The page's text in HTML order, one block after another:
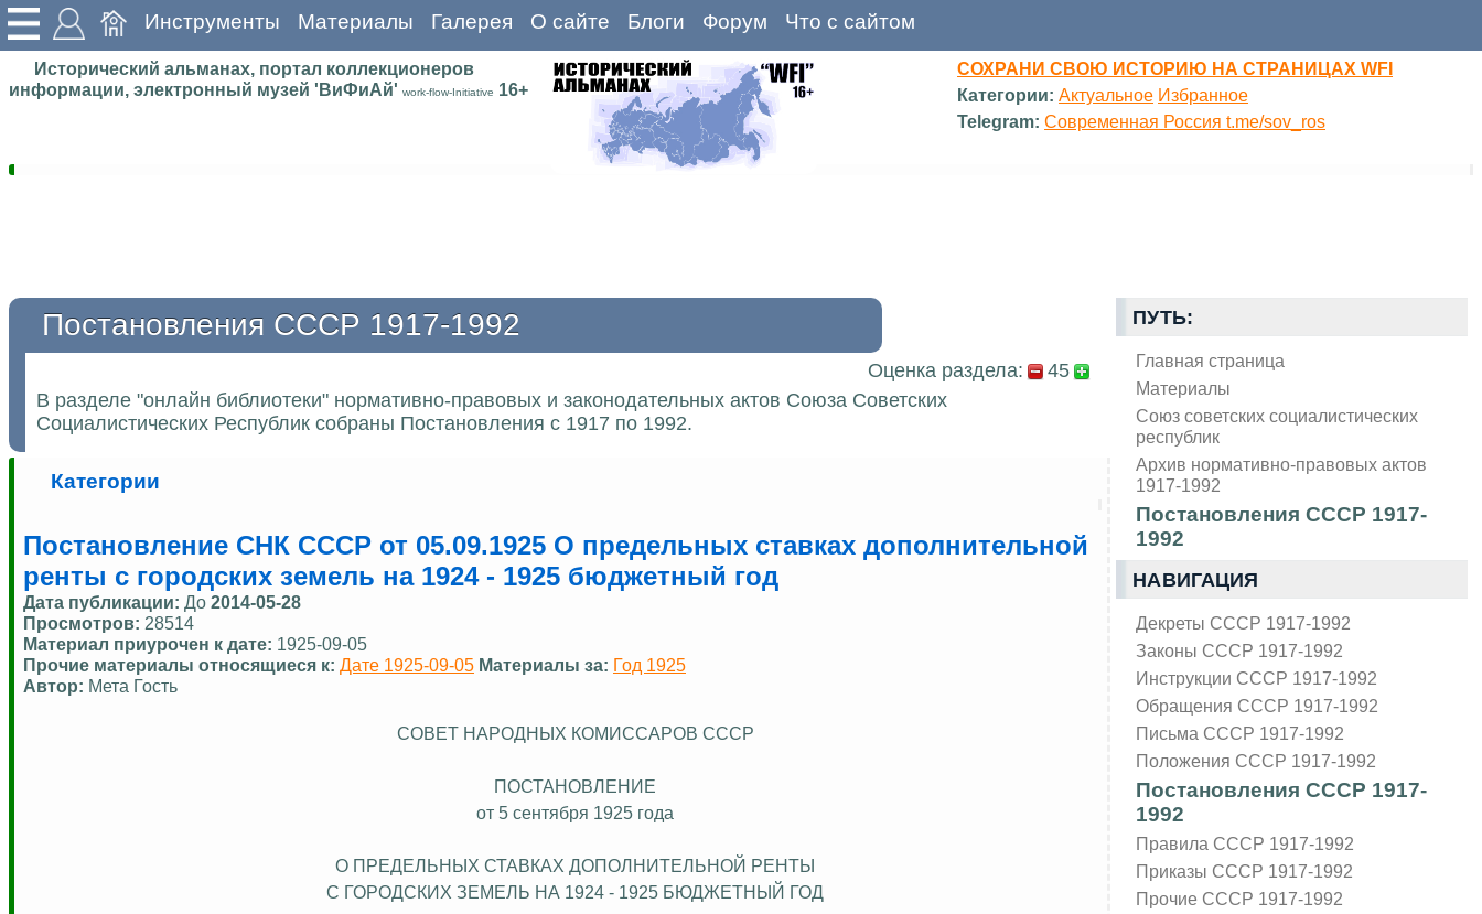
Инструменты Материалы Галерея О сайте Блоги Форум Что с сайтом
Исторический альманах, портал коллекционеров
информации, электронный музей 'ВиФиАй' work-flow-Initiative 16+
СОХРАНИ СВОЮ ИСТОРИЮ НА СТРАНИЦАХ WFI
Категории: Актуальное Избранное
Telegram: Современная Россия t.me/sov_ros
ПУТЬ:
Главная страница
Материалы
Союз советских социалистических
республик
Архив нормативно-правовых актов
1917-1992
Постановления СССР 1917-
1992
НАВИГАЦИЯ
Декреты СССР 1917-1992
Законы СССР 1917-1992
Инструкции СССР 1917-1992
Обращения СССР 1917-1992
Письма СССР 1917-1992
Положения СССР 1917-1992
Постановления СССР 1917-
1992
Правила СССР 1917-1992
Приказы СССР 1917-1992
Прочие СССР 1917-1992
Постановления СССР 1917-1992
Оценка раздела:
45
В разделе "онлайн библиотеки" нормативно-правовых и законодательных актов Союза Советских
Социалистических Республик собраны Постановления с 1917 по 1992.
Категории
Постановление СНК СССР от 05.09.1925 О предельных ставках дополнительной
ренты с городских земель на 1924 - 1925 бюджетный год
Дата публикации: До 2014-05-28
Просмотров: 28514
Материал приурочен к дате: 1925-09-05
Прочие материалы относящиеся к: Дате 1925-09-05 Материалы за: Год 1925
Автор: Мета Гость
СОВЕТ НАРОДНЫХ КОМИССАРОВ СССР
ПОСТАНОВЛЕНИЕ
от 5 сентября 1925 года
О ПРЕДЕЛЬНЫХ СТАВКАХ ДОПОЛНИТЕЛЬНОЙ РЕНТЫ
С ГОРОДСКИХ ЗЕМЕЛЬ НА 1924 - 1925 БЮДЖЕТНЫЙ ГОД